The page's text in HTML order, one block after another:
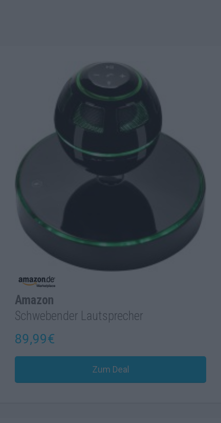
Amazon
Schwebender Lautsprecher
89,99€
Zum Deal